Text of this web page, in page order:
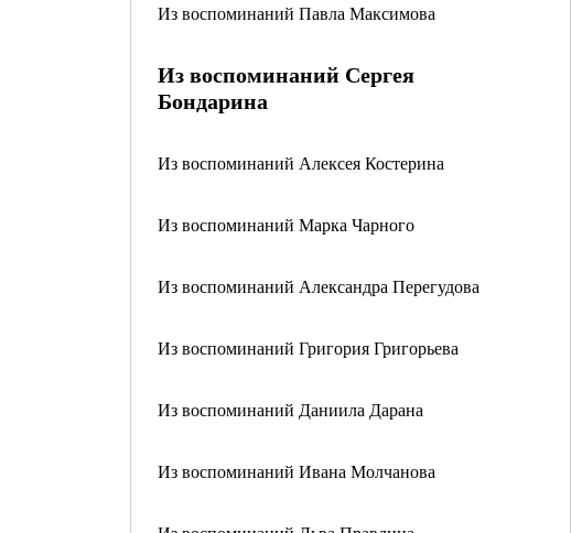
Из воспоминаний Павла Максимова
Из воспоминаний Сергея
Бондарина
Из воспоминаний Алексея Костерина
Из воспоминаний Марка Чарного
Из воспоминаний Александра Перегудова
Из воспоминаний Григория Григорьева
Из воспоминаний Даниила Дарана
Из воспоминаний Ивана Молчанова